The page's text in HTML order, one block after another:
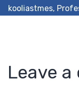
kooliastmes,
Leave